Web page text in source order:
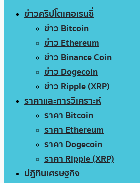
ข่าวคริปโตเคอเรนซี่
ข่าว Bitcoin
ข่าว Ethereum
ข่าว Binance Coin
ข่าว Dogecoin
ข่าว Ripple (XRP)
ราคาและการวิเคราะห์
ราคา Bitcoin
ราคา Ethereum
ราคา Dogecoin
ราคา Ripple (XRP)
ปฏิทินเศรษฐกิจ